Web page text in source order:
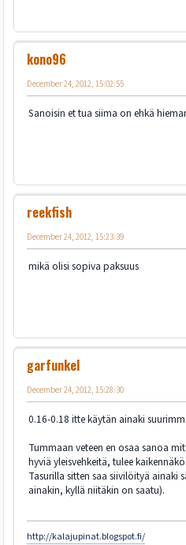
kono96
December 24, 2012, 15:02:55
Sanoisin et tua siima on ehkä
reekfish
December 24, 2012, 15:23:39
mikä olisi sopiva paksuus
garfunkel
December 24, 2012, 15:28:30
0.16-0.18 itte käytän ainaki
Tummaan veteen en osaa sanoa
hyviä yleisvehkeitä, tulee
Tasurilla sitten saa siivilöityä ainaki
ainakin, kyllä niitäkin on saatu).
http://kalajupinat.blogspot.fi/